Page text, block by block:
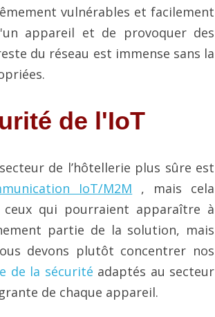
vulnérables et facilement
appareil et de provoquer des
du réseau est immense sans la
de l'IoT
de l’hôtellerie plus sûre est
IoT/M2M , mais cela
ceux qui pourraient apparaître à
partie de la solution, mais
devons plutôt concentrer nos
de la sécurité adaptés au secteur
de chaque appareil.